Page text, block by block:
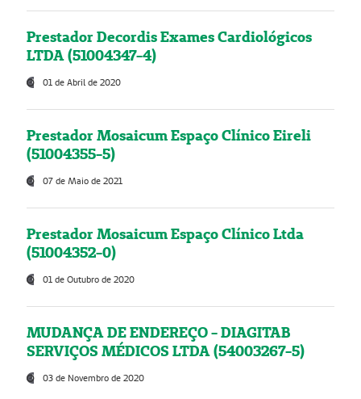
Prestador Decordis Exames Cardiológicos
LTDA (51004347-4)
01 de Abril de 2020
Prestador Mosaicum Espaço Clínico Eireli
(51004355-5)
07 de Maio de 2021
Prestador Mosaicum Espaço Clínico Ltda
(51004352-0)
01 de Outubro de 2020
MUDANÇA DE ENDEREÇO - DIAGITAB
SERVIÇOS MÉDICOS LTDA (54003267-5)
03 de Novembro de 2020